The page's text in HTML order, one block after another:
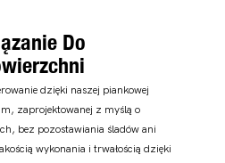
Do
dzięki naszej piankowej
zaprojektowanej z myślą o
bez pozostawiania śladów ani
wykonania i trwałością dzięki